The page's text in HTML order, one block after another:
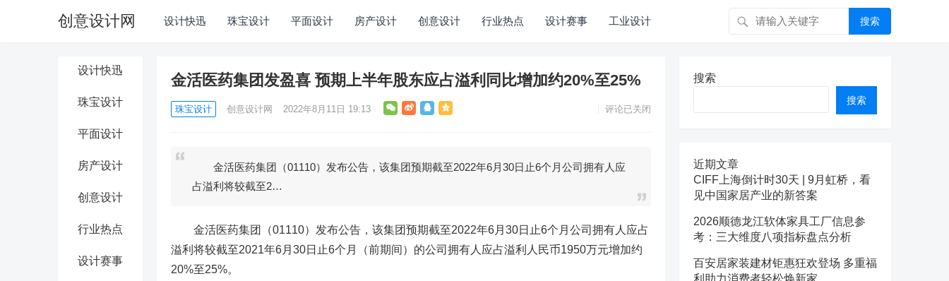
创意设计网 设计快迅 珠宝设计 平面设计 房产设计 创意设计 行业热点 设计赛事 工业设计 搜索
设计快迅
珠宝设计
平面设计
房产设计
创意设计
行业热点
设计赛事
金活医药集团发盈喜 预期上半年股东应占溢利同比增加约20%至25%
珠宝设计 创意设计网 2022年8月11日 19:13 评论已关闭
金活医药集团（01110）发布公告，该集团预期截至2022年6月30日止6个月公司拥有人应
占溢利将较截至2…
金活医药集团
（01110）发布公告，该集团预期截至2022年6月30日止6个月公司拥有人应占
溢利将较截至2021年6月30日止6个月（前期间）的公司拥有人应占溢利人民币1950万元增加约
20%至25%。
搜索
搜索
近期文章
CIFF上海倒计时30天 | 9月虹桥，看
见中国家居产业的新答案
2026顺德龙江软体家具工厂信息参
考：三大维度八项指标盘点分析
百安居家装建材钜惠狂欢登场 多重福
利助力消费者轻松焕新家